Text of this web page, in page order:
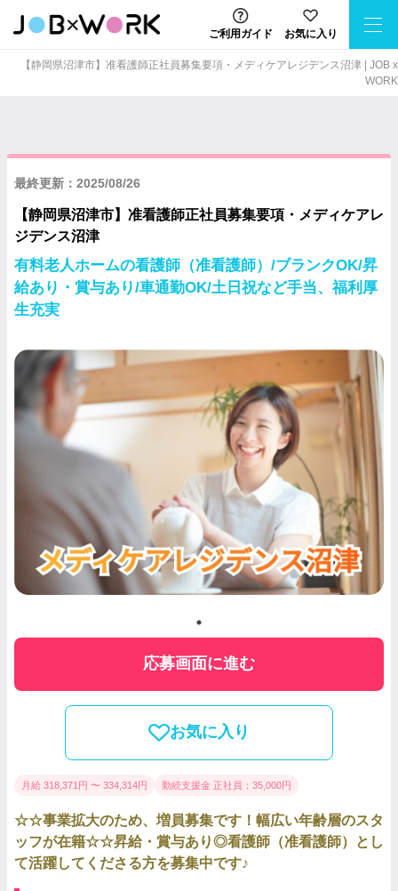
ご利用ガイド お気に入り
【静岡県沼津市】准看護師正社員募集要項・メディケアレジデンス沼津 | JOB x
WORK
最終更新：2025/08/26
【静岡県沼津市】准看護師正社員募集要項・メディケアレ
ジデンス沼津
有料老人ホームの看護師（准看護師）/ブランクOK/昇
給あり・賞与あり/車通勤OK/土日祝など手当、福利厚
生充実
応募画面に進む
お気に入り
月給 318,371円 〜 334,314円 勤続支援金 正社員：35,000円
☆☆事業拡大のため、増員募集です！幅広い年齢層のスタ
ッフが在籍☆☆昇給・賞与あり◎看護師（准看護師）とし
て活躍してくださる方を募集中です♪